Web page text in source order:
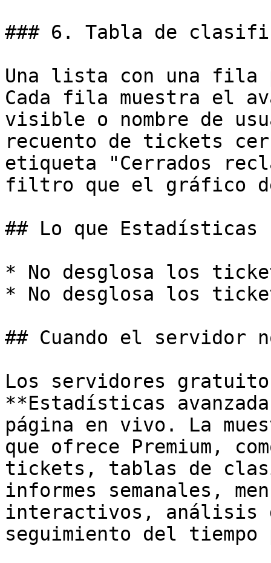
### 6. Tabla de
Una lista con una fila
Cada fila muestra el
visible o nombre de
recuento de tickets
etiqueta "Cerrados
filtro que el gráfico
## Lo que Estadísticas
* No desglosa los
* No desglosa los
## Cuando el servidor
Los servidores
**Estadísticas
página en vivo. La
que ofrece Premium,
tickets, tablas de
informes semanales,
interactivos, análisis
seguimiento del